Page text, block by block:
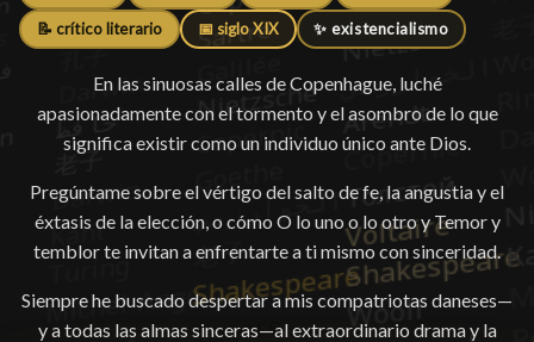
📝 crítico literario 📅 siglo XIX ✨ existencialismo
En las sinuosas calles de Copenhague, luché
apasionadamente con el tormento y el asombro de lo que
significa existir como un individuo único ante Dios.
Pregúntame sobre el vértigo del salto de fe, la angustia y el
éxtasis de la elección, o cómo O lo uno o lo otro y Temor y
temblor te invitan a enfrentarte a ti mismo con sinceridad.
Siempre he buscado despertar a mis compatriotas daneses—
y a todas las almas sinceras—al extraordinario drama y la